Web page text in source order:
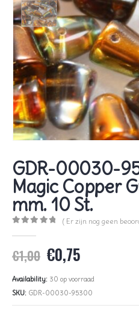
GDR-00030-
Magic Copper
mm. 10 St.
( Er zijn nog geen
€1,00 Oorspronkelijke
prijs
was:
€1,00.
€0,75
is:
€0,75.
Availability: 30 op voorraad
SKU: GDR-00030-95300